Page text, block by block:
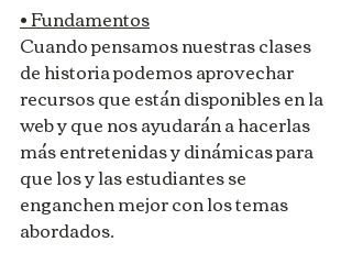
• Fundamentos
Cuando pensamos nuestras clases
de historia podemos aprovechar
recursos que están disponibles en la
web y que nos ayudarán a hacerlas
más entretenidas y dinámicas para
que los y las estudiantes se
enganchen mejor con los temas
abordados.